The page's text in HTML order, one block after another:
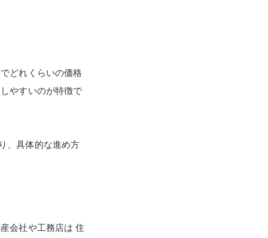
どれくらいの価格
やすいのが特徴で
、具体的な進め方
会社や工務店は 住